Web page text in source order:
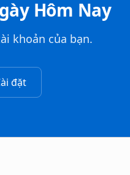
Hôm Nay
khoản của bạn.
đặt